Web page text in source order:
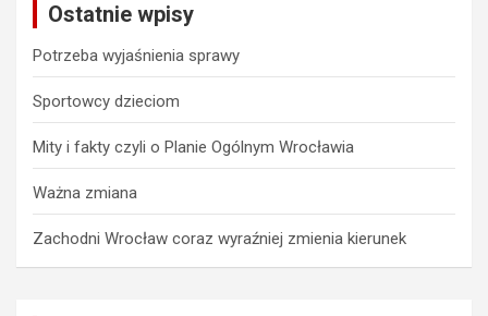
Ostatnie wpisy
Potrzeba wyjaśnienia sprawy
Sportowcy dzieciom
Mity i fakty czyli o Planie Ogólnym Wrocławia
Ważna zmiana
Zachodni Wrocław coraz wyraźniej zmienia kierunek